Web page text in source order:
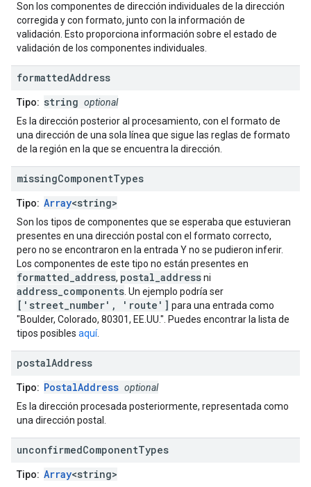
Son los componentes de dirección individuales de la dirección
corregida y con formato, junto con la información de
validación. Esto proporciona información sobre el estado de
validación de los componentes individuales.
formattedAddress
Tipo: string optional
Es la dirección posterior al procesamiento, con el formato de
una dirección de una sola línea que sigue las reglas de formato
de la región en la que se encuentra la dirección.
missingComponentTypes
Tipo: Array<string>
Son los tipos de componentes que se esperaba que estuvieran
presentes en una dirección postal con el formato correcto,
pero no se encontraron en la entrada Y no se pudieron inferir.
Los componentes de este tipo no están presentes en
formatted_address, postal_addressni
address_components . Un ejemplo podría ser
['street_number', 'route'] para una entrada como
"Boulder, Colorado, 80301, EE.UU.". Puedes encontrar la lista de
tipos posibles aquí.
postalAddress
Tipo: PostalAddress optional
Es la dirección procesada posteriormente, representada como
una dirección postal.
unconfirmedComponentTypes
Tipo: Array<string>